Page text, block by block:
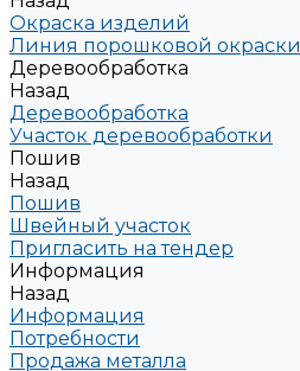
Окраска изделий
Линия порошковой окраски
Деревообработка
Назад
Деревообработка
Участок деревообработки
Пошив
Назад
Пошив
Швейный участок
Пригласить на тендер
Информация
Назад
Информация
Потребности
Продажа металла